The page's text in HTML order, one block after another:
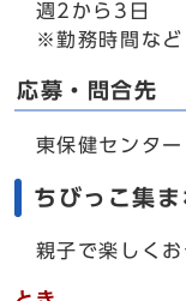
週2から3日
※勤務時間など
応募・問合先
東保健センター
ちびっこ集
親子で楽しくお